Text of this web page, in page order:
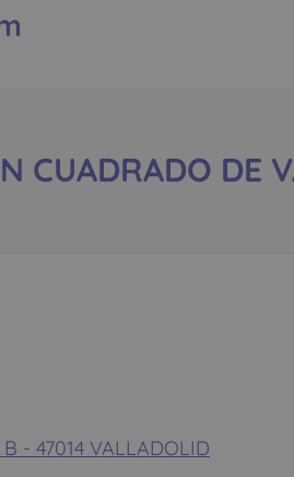
CUADRADO DE
- 47014 VALLADOLID